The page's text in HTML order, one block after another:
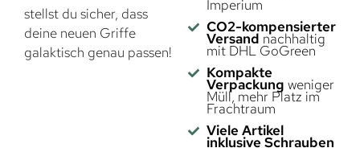
stellst du sicher, dass
deine neuen Griffe
galaktisch genau passen!
Imperium
CO2-kompensierter
Versand nachhaltig
mit DHL GoGreen
Kompakte
Verpackung weniger
Müll, mehr Platz im
Frachtraum
Viele Artikel
inklusive Schrauben